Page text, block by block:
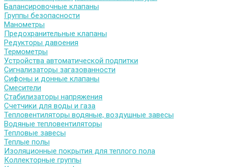
Балансировочные клапаны
Группы безопасности
Манометры
Предохранительные клапаны
Редукторы давоения
Термометры
Устройства автоматической подпитки
Сигнализаторы загазованности
Сифоны и донные клапаны
Смесители
Стабилизаторы напряжения
Счетчики для воды и газа
Тепловентиляторы водяные, воздушные завесы
Водяные тепловентиляторы
Тепловые завесы
Теплые полы
Изоляционные покрытия для теплого пола
Коллекторные группы